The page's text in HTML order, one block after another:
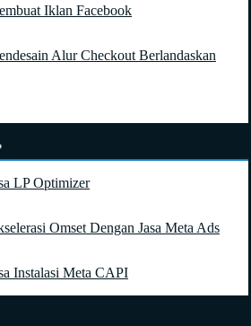
Iklan Facebook
Alur Checkout Berlandaskan
LP Optimizer
Omset Dengan Jasa Meta Ads
Instalasi Meta CAPI